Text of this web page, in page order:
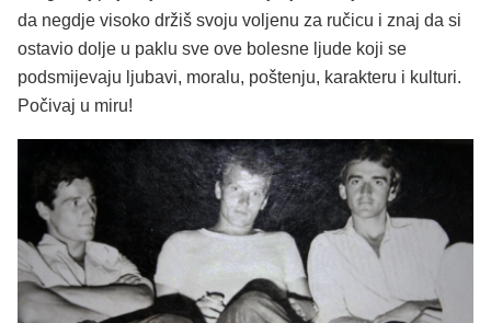
da negdje visoko držiš svoju voljenu za ručicu i znaj da si
ostavio dolje u paklu sve ove bolesne ljude koji se
podsmijevaju ljubavi, moralu, poštenju, karakteru i kulturi.
Počivaj u miru!